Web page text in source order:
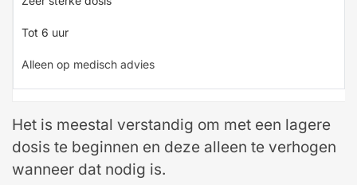
Tot 6 uur
Alleen op medisch advies
Het is meestal verstandig om met een lagere
dosis te beginnen en deze alleen te verhogen
wanneer dat nodig is.